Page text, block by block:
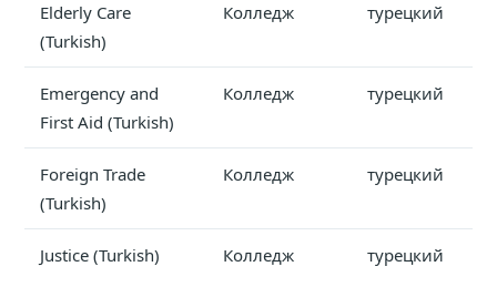
Elderly Care
(Turkish)
Колледж турецкий
Emergency and
First Aid (Turkish)
Колледж турецкий
Foreign Trade
(Turkish)
Колледж турецкий
Justice (Turkish) Колледж турецкий